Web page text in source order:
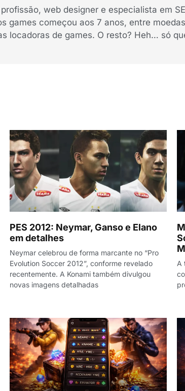
web designer e especialista em
games começou aos 7 anos, entre
locadoras de games. O resto? Heh… só
PES 2012: Neymar, Ganso e Elano
em detalhes
Neymar celebrou de forma marcante no “Pro
Evolution Soccer 2012”, conforme revelado
recentemente. A Konami também divulgou
novas imagens detalhadas
A